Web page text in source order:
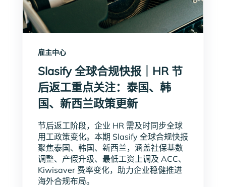
雇主中心
Slasify 全球合规快报｜HR 节
后返工重点关注：泰国、韩
国、新西兰政策更新
节后返工阶段，企业 HR 需及时同步全球
用工政策变化。本期 Slasify 全球合规快报
聚焦泰国、韩国、新西兰，涵盖社保基数
调整、产假升级、最低工资上调及 ACC、
Kiwisaver 费率变化，助力企业稳健推进
海外合规布局。